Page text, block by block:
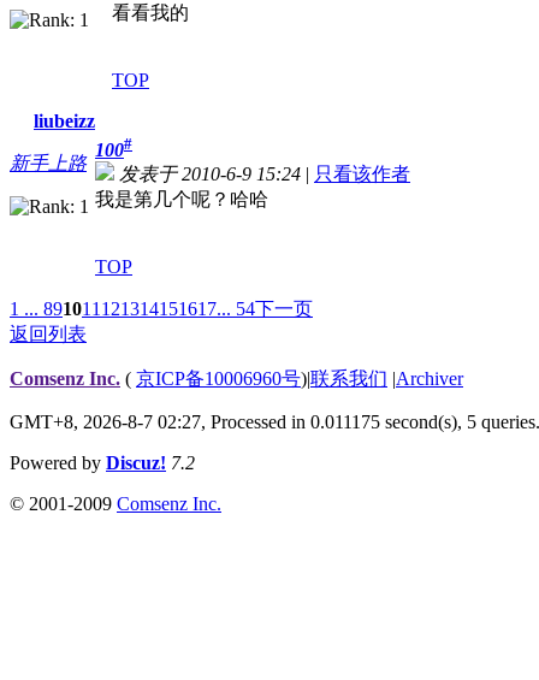
看看我的
TOP
liubeizz
新手上路
100#
发表于 2010-6-9 15:24 | 只看该作者
我是第几个呢？哈哈
TOP
1 ... 891011 121314151617... 54下一页
返回列表
Comsenz Inc. ( 京ICP备10006960号)|联系我们 |Archiver
GMT+8, 2026-8-7 02:27, Processed in 0.011175 second(s), 5 queries.
Powered by Discuz! 7.2
© 2001-2009 Comsenz Inc.